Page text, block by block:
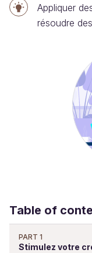
Appliquer
résoudre
Table of
PART 1
Stimulez votre